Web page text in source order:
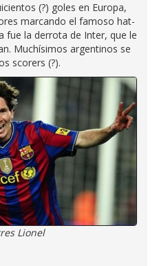
(?) goles en Europa,
marcando el famoso hat-
fue la derrota de Inter, que le
Muchísimos argentinos se
scorers (?).
Lionel